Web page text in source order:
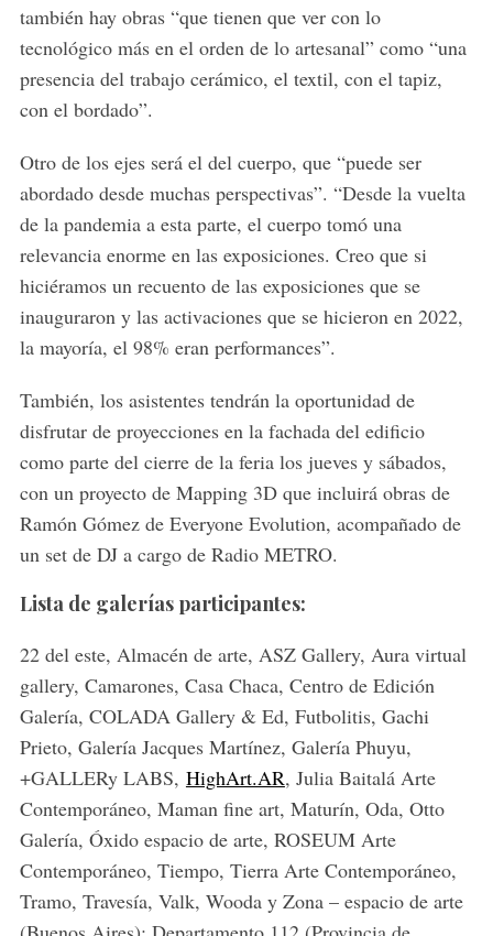
también hay obras “que tienen que ver con lo
tecnológico más en el orden de lo artesanal” como “una
presencia del trabajo cerámico, el textil, con el tapiz,
con el bordado”.
Otro de los ejes será el del cuerpo, que “puede ser
abordado desde muchas perspectivas”. “Desde la vuelta
de la pandemia a esta parte, el cuerpo tomó una
relevancia enorme en las exposiciones. Creo que si
hiciéramos un recuento de las exposiciones que se
inauguraron y las activaciones que se hicieron en 2022,
la mayoría, el 98% eran performances”.
También, los asistentes tendrán la oportunidad de
disfrutar de proyecciones en la fachada del edificio
como parte del cierre de la feria los jueves y sábados,
con un proyecto de Mapping 3D que incluirá obras de
Ramón Gómez de Everyone Evolution, acompañado de
un set de DJ a cargo de Radio METRO.
Lista de galerías participantes:
22 del este, Almacén de arte, ASZ Gallery, Aura virtual
gallery, Camarones, Casa Chaca, Centro de Edición
Galería, COLADA Gallery & Ed, Futbolitis, Gachi
Prieto, Galería Jacques Martínez, Galería Phuyu,
+GALLERy LABS, HighArt.AR, Julia Baitalá Arte
Contemporáneo, Maman fine art, Maturín, Oda, Otto
Galería, Óxido espacio de arte, ROSEUM Arte
Contemporáneo, Tiempo, Tierra Arte Contemporáneo,
Tramo, Travesía, Valk, Wooda y Zona – espacio de arte